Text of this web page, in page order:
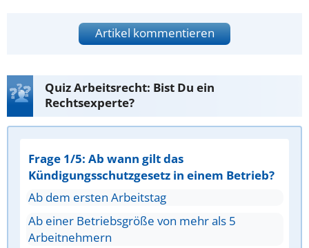
Artikel kommentieren
Quiz Arbeitsrecht: Bist Du ein
Rechtsexperte?
Frage 1/5: Ab wann gilt das
Kündigungsschutzgesetz in einem Betrieb?
Ab dem ersten Arbeitstag
Ab einer Betriebsgröße von mehr als 5
Arbeitnehmern